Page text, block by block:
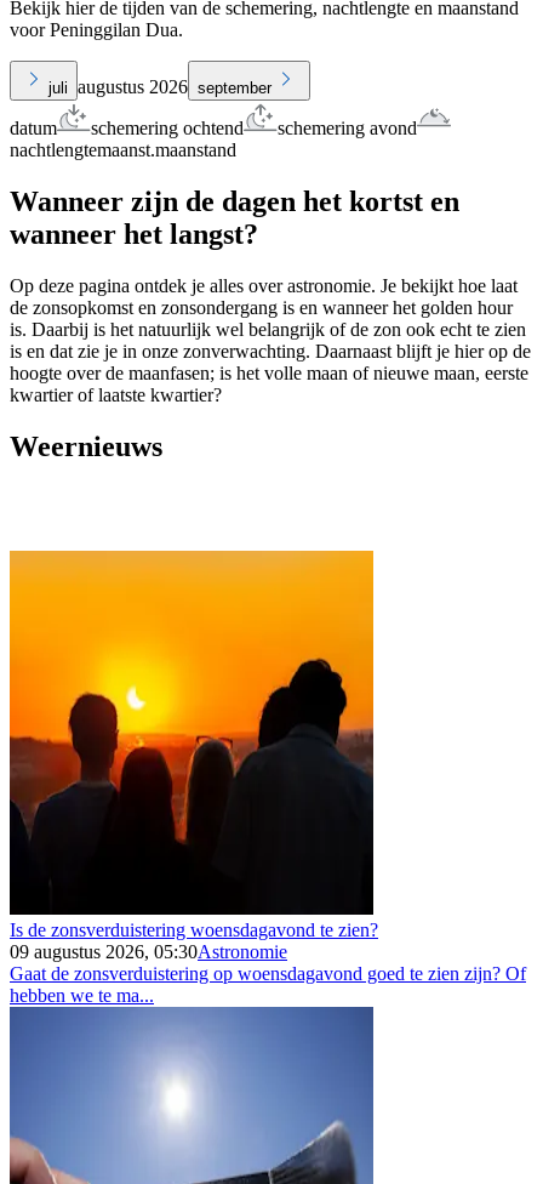
Bekijk hier de tijden van de schemering, nachtlengte en maanstand
voor Peninggilan Dua.
juli augustus 2026 september
datum schemering ochtend
schemering avond
nachtlengtemaanst.maanstand
Wanneer zijn de dagen het kortst en
wanneer het langst?
Op deze pagina ontdek je alles over astronomie. Je bekijkt hoe laat
de zonsopkomst en zonsondergang is en wanneer het golden hour
is. Daarbij is het natuurlijk wel belangrijk of de zon ook echt te zien
is en dat zie je in onze zonverwachting. Daarnaast blijft je hier op de
hoogte over de maanfasen; is het volle maan of nieuwe maan, eerste
kwartier of laatste kwartier?
Weernieuws
Is de zonsverduistering woensdagavond te zien?
09 augustus 2026, 05:30Astronomie
Gaat de zonsverduistering op woensdagavond goed te zien zijn? Of
hebben we te ma...